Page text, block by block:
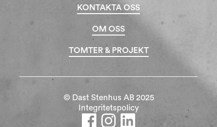
KONTAKTA OSS
OM OSS
TOMTER & PROJEKT
© Dast Stenhus AB 2025
Integritetspolicy